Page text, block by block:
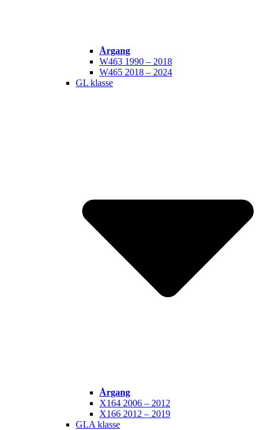
Årgang
W463 1990 – 2018
W465 2018 – 2024
GL klasse
Årgang
X164 2006 – 2012
X166 2012 – 2019
GLA klasse